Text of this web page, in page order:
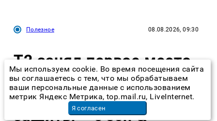
Полезное 08.08.2026, 09:30
Т2 занял первое место
по набору бесплатных
сервисов цифровой
защиты – J'son &
Мы используем cookie. Во время посещения сайта
вы соглашаетесь с тем, что мы обрабатываем
ваши персональные данные с использованием
метрик Яндекс Метрика, top.mail.ru, LiveInternet.
Я согласен